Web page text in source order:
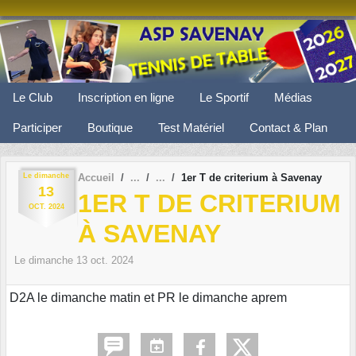
Le Club Inscription en ligne Le Sportif Médias
Participer Boutique Test Matériel Contact & Plan
Le dimanche
13
OCT. 2024
Accueil 1er T de criterium à Savenay
1ER T DE CRITERIUM
À SAVENAY
Le dimanche 13 oct. 2024
D2A le dimanche matin et PR le dimanche aprem